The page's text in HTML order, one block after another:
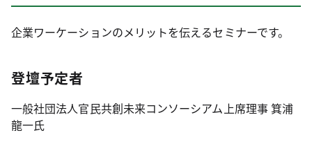
企業ワーケーションのメリットを伝えるセミナーです。
登壇予定者
一般社団法人官民共創未来コンソーシアム上席理事 箕浦
龍一氏